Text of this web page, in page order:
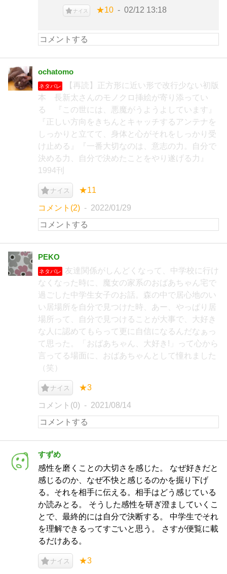
ナイス ★10 02/12 13:18
ochatomo
ネタバレ
【再読】正方形に近い形で改行少ない初版
本 長新太さんのモノクロ挿絵が寄り添ってい
る 『この世には、悪魔がうようよしています』
『正しい方向をきちんとキャッチするアンテナを
しっかりと立てて、身体と心がそれをしっかり受
け止める』『一番大切なのは、意志の力。自分で
決める力、自分で決めたことをやり遂げる力』
1994刊
ナイス ★11
コメント(2) 2022/01/29
PEKO
ネタバレ
友達関係がしんどくなって、中学校に行け
なくなった時に、魔女の家系のおばあちゃん宅で
過ごした中学生女子のお話。森の中で居心地のい
い居場所を自分で見つけた時、あー、やっぱり居
場所って、自分で見つけることが大事で、大好き
な人に認めてもらって更に自信になるんだなぁっ
て思った。「おばあちゃん、大好き!」って心から
言ってる場面に、おばあちゃんとして憧れました
（笑）
ナイス ★3
コメント(0) 2021/08/14
すずめ
感性を磨くことの大切さを感じた。 なぜ好きだと
感じるのか、なぜ不快と感じるのかを掘り下げ
る。それを相手に伝える。相手はどう感じている
か読みとる。 そうした感性を研ぎ澄ましていくこ
とで、最終的には自分で決断する。 中学生でそれ
を理解できるってすごいと思う。 さすが便覧に載
るだけある。
ナイス ★3